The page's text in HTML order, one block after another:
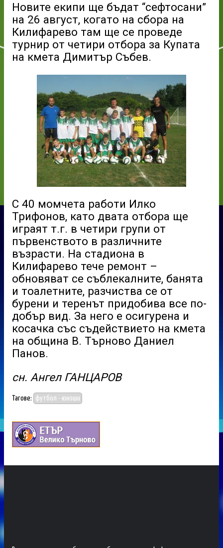
Новите екипи ще бъдат “сефтосани”
на 26 август, когато на сбора на
Килифарево там ще се проведе
турнир от четири отбора за Купата
на кмета Димитър Събев.
С 40 момчета работи Илко
Трифонов, като двата отбора ще
играят т.г. в четири групи от
първенството в различните
възрасти. На стадиона в
Килифарево тече ремонт –
обновяват се съблекалните, банята
и тоалетните, разчиства се от
бурени и теренът придобива все по-
добър вид. За него е осигурена и
косачка със съдействието на кмета
на община В. Търново Даниел
Панов.
сн. Ангел ГАНЦАРОВ
Тагове: футбол - юноши